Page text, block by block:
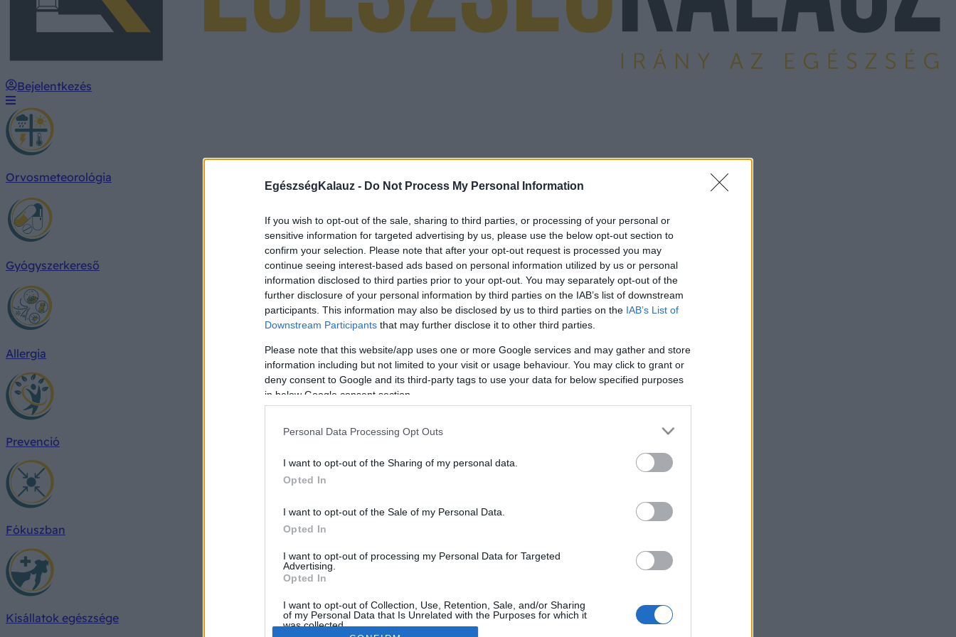
EgészségKalauz - Do Not Process My Personal Information
If you wish to opt-out of the sale, sharing to third parties, or processing of your personal or
sensitive information for targeted advertising by us, please use the below opt-out section to
confirm your selection. Please note that after your opt-out request is processed you may
continue seeing interest-based ads based on personal information utilized by us or personal
information disclosed to third parties prior to your opt-out. You may separately opt-out of the
further disclosure of your personal information by third parties on the IAB’s list of downstream
participants. This information may also be disclosed by us to third parties on the IAB’s List of
Downstream Participants that may further disclose it to other third parties.
Please note that this website/app uses one or more Google services and may gather and store
information including but not limited to your visit or usage behaviour. You may click to grant or
deny consent to Google and its third-party tags to use your data for below specified purposes
in below Google consent section.
Personal Data Processing Opt Outs
I want to opt-out of the Sharing of my personal data.
Opted In
I want to opt-out of the Sale of my Personal Data.
Opted In
I want to opt-out of processing my Personal Data for Targeted
Advertising.
Opted In
I want to opt-out of Collection, Use, Retention, Sale, and/or Sharing
of my Personal Data that Is Unrelated with the Purposes for which it
was collected.
Bejelentkezés
Orvosmeteorológia
Gyógyszerkereső
Allergia
Prevenció
Fókuszban
Kisállatok egészsége